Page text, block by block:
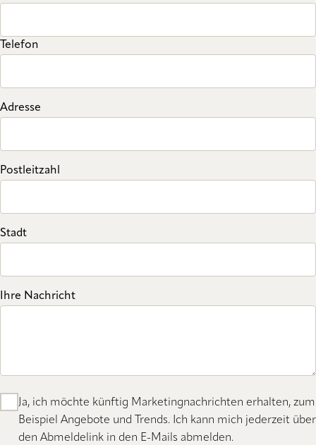
Telefon
Adresse
Postleitzahl
Stadt
Ihre Nachricht
Ja, ich möchte künftig Marketingnachrichten erhalten, zum
Beispiel Angebote und Trends. Ich kann mich jederzeit über
den Abmeldelink in den E-Mails abmelden.